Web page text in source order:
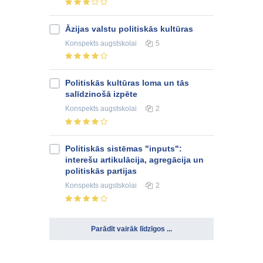
Āzijas valstu politiskās kultūras
Konspekts augstskolai 5
Politiskās kultūras loma un tās
salīdzinošā izpēte
Konspekts augstskolai 2
Politiskās sistēmas "inputs":
interešu artikulācija, agregācija un
politiskās partijas
Konspekts augstskolai 2
Parādīt vairāk līdzīgos ...